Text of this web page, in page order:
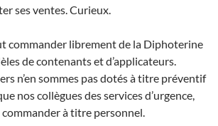
ses ventes. Curieux.
commander librement de la Diphoterine
de contenants et d’applicateurs.
n’en sommes pas dotés à titre préventif
nos collègues des services d’urgence,
commander à titre personnel.